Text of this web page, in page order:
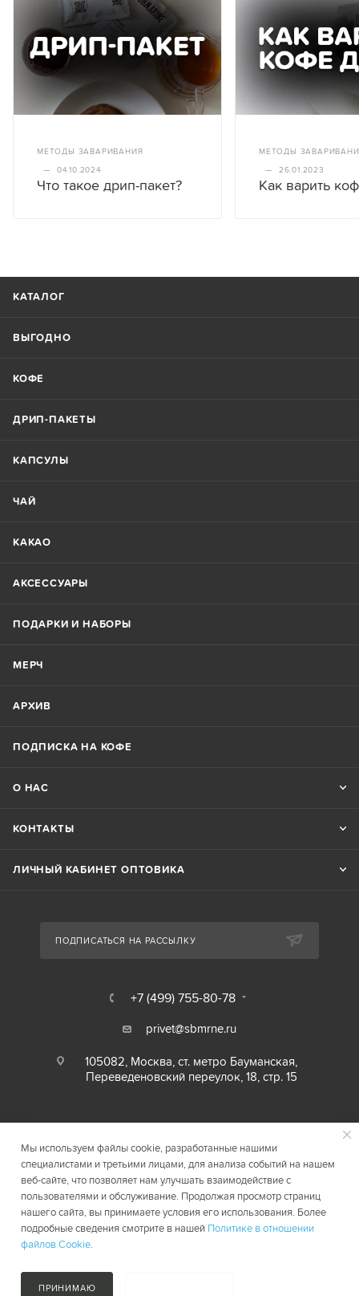
МЕТОДЫ ЗАВАРИВАНИЯ
— 04.10.2024
Что такое дрип-пакет?
МЕТОДЫ
— 26.01.2023
Как варить
КАТАЛОГ
ВЫГОДНО
КОФЕ
ДРИП-ПАКЕТЫ
КАПСУЛЫ
ЧАЙ
КАКАО
АКСЕССУАРЫ
ПОДАРКИ И НАБОРЫ
МЕРЧ
АРХИВ
ПОДПИСКА НА КОФЕ
О НАС
КОНТАКТЫ
ЛИЧНЫЙ КАБИНЕТ ОПТОВИКА
ПОДПИСАТЬСЯ НА РАССЫЛКУ
+7 (499) 755-80-78
privet@sbmrne.ru
105082, Москва, ст. метро Бауманская,
Переведеновский переулок, 18, стр. 15
2026 © SBMRNE.RU Карта сайта
Мы используем файлы cookie, разработанные нашими
специалистами и третьими лицами, для анализа событий на нашем
веб-сайте, что позволяет нам улучшать взаимодействие с
пользователями и обслуживание. Продолжая просмотр страниц
нашего сайта, вы принимаете условия его использования. Более
подробные сведения смотрите в нашей Политике в отношении
файлов Cookie.
ПРИНИМАЮ